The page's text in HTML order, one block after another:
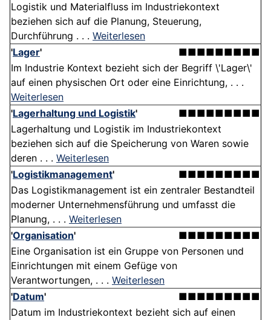
Logistik und Materialfluss im Industriekontext
beziehen sich auf die Planung, Steuerung,
Durchführung . . . Weiterlesen
'Lager'
■■■■■■■■■
Im Industrie Kontext bezieht sich der Begriff \'Lager\'
auf einen physischen Ort oder eine Einrichtung, . . .
Weiterlesen
'Lagerhaltung und Logistik'
■■■■■■■■■
Lagerhaltung und Logistik im Industriekontext
beziehen sich auf die Speicherung von Waren sowie
deren . . . Weiterlesen
'Logistikmanagement'
■■■■■■■■■
Das Logistikmanagement ist ein zentraler Bestandteil
moderner Unternehmensführung und umfasst die
Planung, . . . Weiterlesen
'Organisation'
■■■■■■■■■
Eine Organisation ist ein Gruppe von Personen und
Einrichtungen mit einem Gefüge von
Verantwortungen, . . . Weiterlesen
'Datum'
■■■■■■■■■
Datum im Industriekontext bezieht sich auf einen